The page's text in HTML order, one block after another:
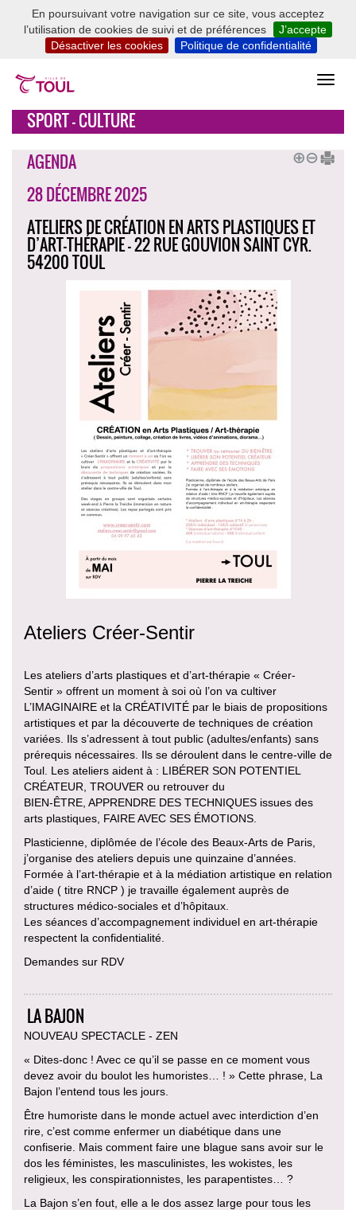
En poursuivant votre navigation sur ce site, vous acceptez
l’utilisation de cookies de suivi et de préférences
J’accepte
Désactiver les cookies
Politique de confidentialité
SPORT - CULTURE
AGENDA
28 DÉCEMBRE 2025
ATELIERS DE CRÉATION EN ARTS PLASTIQUES ET
D’ART-THÉRAPIE - 22 RUE GOUVION SAINT CYR.
54200 TOUL
Ateliers Créer-Sentir
Les ateliers d’arts plastiques et d’art-thérapie « Créer-
Sentir » offrent un moment à soi où l’on va cultiver
L’IMAGINAIRE et la CRÉATIVITÉ par le biais de propositions
artistiques et par la découverte de techniques de création
variées. Ils s’adressent à tout public (adultes/enfants) sans
prérequis nécessaires. Ils se déroulent dans le centre-ville de
Toul. Les ateliers aident à : LIBÉRER SON POTENTIEL
CRÉATEUR, TROUVER ou retrouver du
BIEN-ÊTRE, APPRENDRE DES TECHNIQUES issues des
arts plastiques, FAIRE AVEC SES ÉMOTIONS.
Plasticienne, diplômée de l’école des Beaux-Arts de Paris,
j’organise des ateliers depuis une quinzaine d’années.
Formée à l’art-thérapie et à la médiation artistique en relation
d’aide ( titre RNCP ) je travaille également auprès de
structures médico-sociales et d’hôpitaux.
Les séances d’accompagnement individuel en art-thérapie
respectent la confidentialité.
Demandes sur RDV
LA BAJON
NOUVEAU SPECTACLE - ZEN
« Dites-donc ! Avec ce qu’il se passe en ce moment vous
devez avoir du boulot les humoristes… ! » Cette phrase, La
Bajon l’entend tous les jours.
Être humoriste dans le monde actuel avec interdiction d’en
rire, c’est comme enfermer un diabétique dans une
confiserie. Mais comment faire une blague sans avoir sur le
dos les féministes, les masculinistes, les wokistes, les
religieux, les conspirationnistes, les parapentistes… ?
La Bajon s’en fout, elle a le dos assez large pour tous les